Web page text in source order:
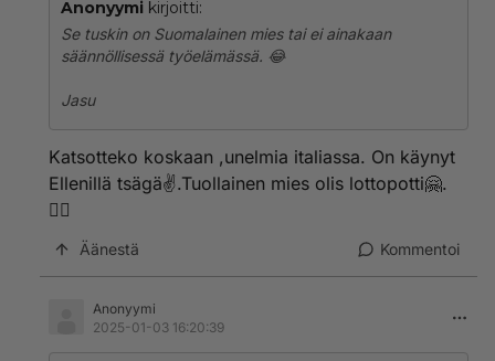
Anonyymi kirjoitti:
Se tuskin on Suomalainen mies tai ei ainakaan
säännöllisessä työelämässä. 😂
Jasu
Katsotteko koskaan ,unelmia italiassa. On käynyt
Ellenillä tsägä✌.Tuollainen mies olis lottopotti🤗.
🤷‍♀️
Äänestä Kommentoi
Anonyymi
2025-01-03 16:20:39